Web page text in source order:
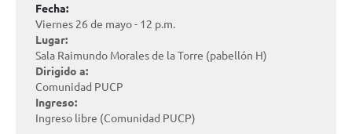
Fecha:
Viernes 26 de mayo - 12 p.m.
Lugar:
Sala Raimundo Morales de la Torre (pabellón H)
Dirigido a:
Comunidad PUCP
Ingreso:
Ingreso libre (Comunidad PUCP)